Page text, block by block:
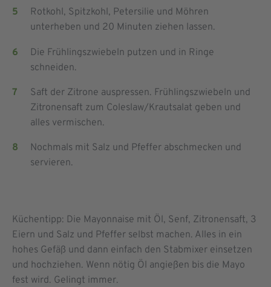
Rotkohl, Spitzkohl, Petersilie und Möhren
unterheben und 20 Minuten ziehen lassen.
Die Frühlingszwiebeln putzen und in Ringe
schneiden.
Saft der Zitrone auspressen. Frühlingszwiebeln und
Zitronensaft zum Coleslaw/Krautsalat geben und
alles vermischen.
Nochmals mit Salz und Pfeffer abschmecken und
servieren.
Küchentipp: Die Mayonnaise mit Öl, Senf, Zitronensaft, 3
Eiern und Salz und Pfeffer selbst machen. Alles in ein
hohes Gefäß und dann einfach den Stabmixer einsetzen
und hochziehen. Wenn nötig Öl angießen bis die Mayo
fest wird. Gelingt immer.